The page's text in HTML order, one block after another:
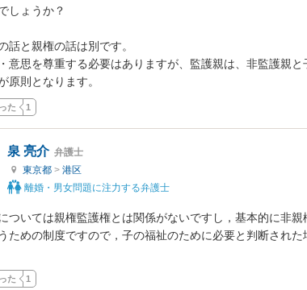
しょうか？
話と親権の話は別です。
意思を尊重する必要はありますが、監護親は、非監護親と
原則となります。
た 1
泉 亮介 弁護士
東京都 > 港区
離婚・男女問題に注力する弁護士
ついては親権監護権とは関係がないですし，基本的に非
ための制度ですので，子の福祉のために必要と判断され
た 1